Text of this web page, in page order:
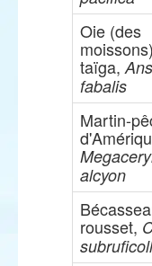
Oie (des
taïga,
fabalis
Martin-
alcyon
rousset,